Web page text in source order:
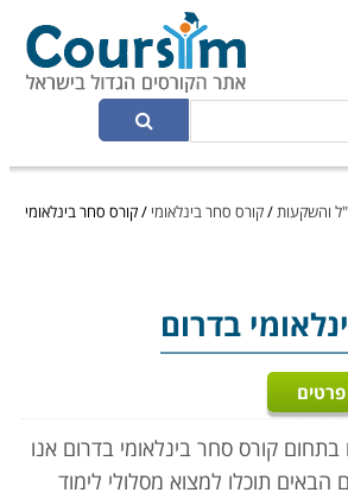
והשקעות/קורס סחר בינלאומי /קורס סחר בינלאומי
בדרום
פרטים
בתחום קורס סחר בינלאומי בדרום אנו
הבאים תוכלו למצוא מסלולי לימוד